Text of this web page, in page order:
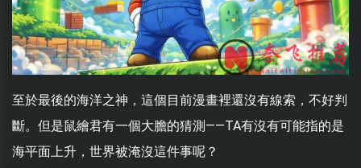
至於最後的海洋之神，這個目前漫畫裡還沒有線索，不好判
斷。但是鼠繪君有一個大膽的猜測——TA有沒有可能指的是
海平面上升，世界被淹沒這件事呢？